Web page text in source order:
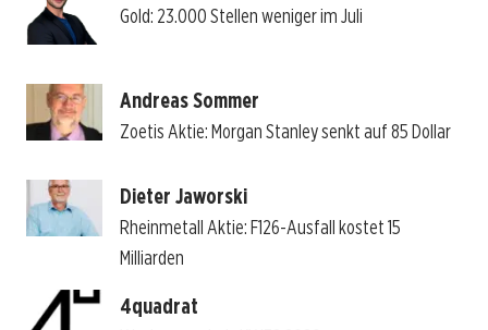
Gold: 23.000 Stellen weniger im Juli
Andreas Sommer
Zoetis Aktie: Morgan Stanley senkt auf 85 Dollar
Dieter Jaworski
Rheinmetall Aktie: F126-Ausfall kostet 15
Milliarden
4quadrat